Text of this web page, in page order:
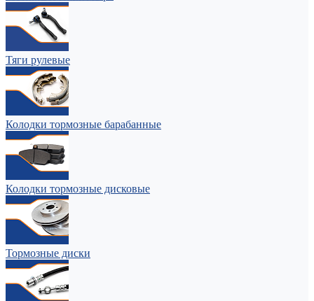
Тяги рулевые
Колодки тормозные барабанные
Колодки тормозные дисковые
Тормозные диски